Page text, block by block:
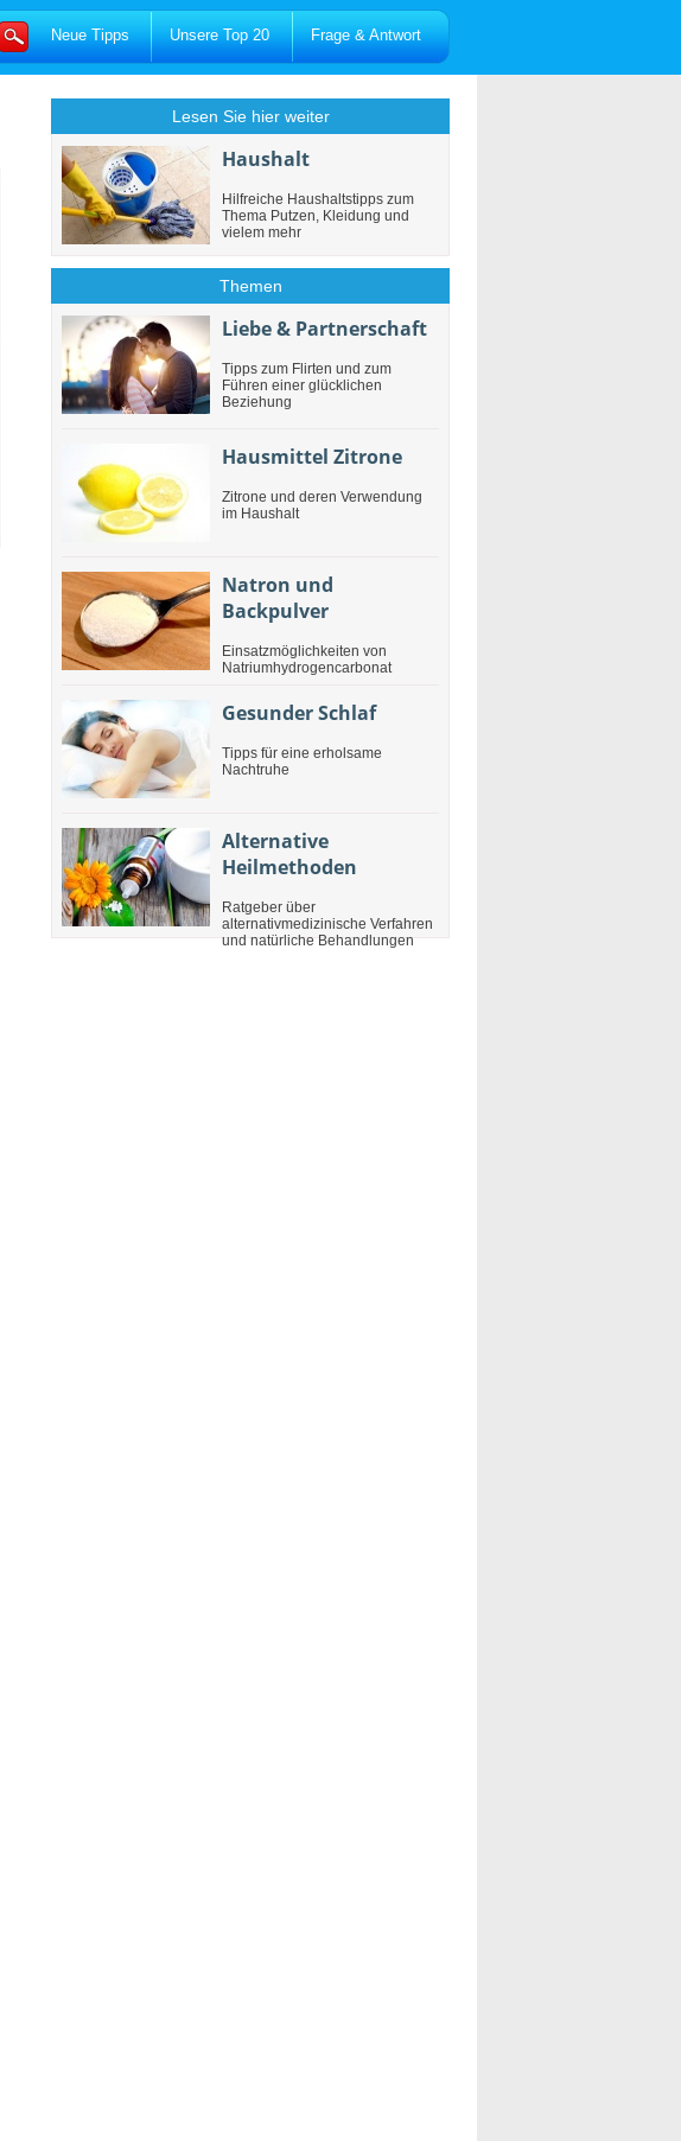
Neue Tipps Unsere Top 20 Frage & Antwort
Lesen Sie hier weiter
Haushalt
Hilfreiche Haushaltstipps zum
Thema Putzen, Kleidung und
vielem mehr
Themen
Liebe & Partnerschaft
Tipps zum Flirten und zum
Führen einer glücklichen
Beziehung
Hausmittel Zitrone
Zitrone und deren Verwendung
im Haushalt
Natron und
Backpulver
Einsatzmöglichkeiten von
Natriumhydrogencarbonat
Gesunder Schlaf
Tipps für eine erholsame
Nachtruhe
Alternative
Heilmethoden
Ratgeber über
alternativmedizinische Verfahren
und natürliche Behandlungen